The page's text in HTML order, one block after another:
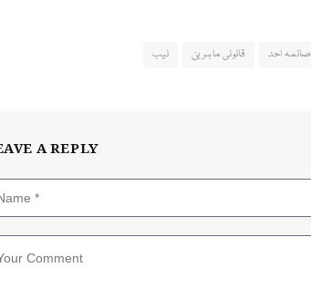
صائمہ احد قانونی ماہرین نیب
A REPLY